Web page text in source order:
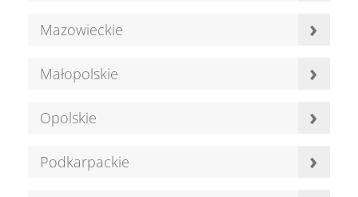
Mazowieckie ›
Małopolskie ›
Opolskie ›
Podkarpackie ›